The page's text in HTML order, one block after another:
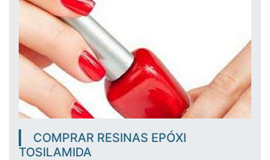
COMPRAR RESINAS EPÓXI
TOSILAMIDA